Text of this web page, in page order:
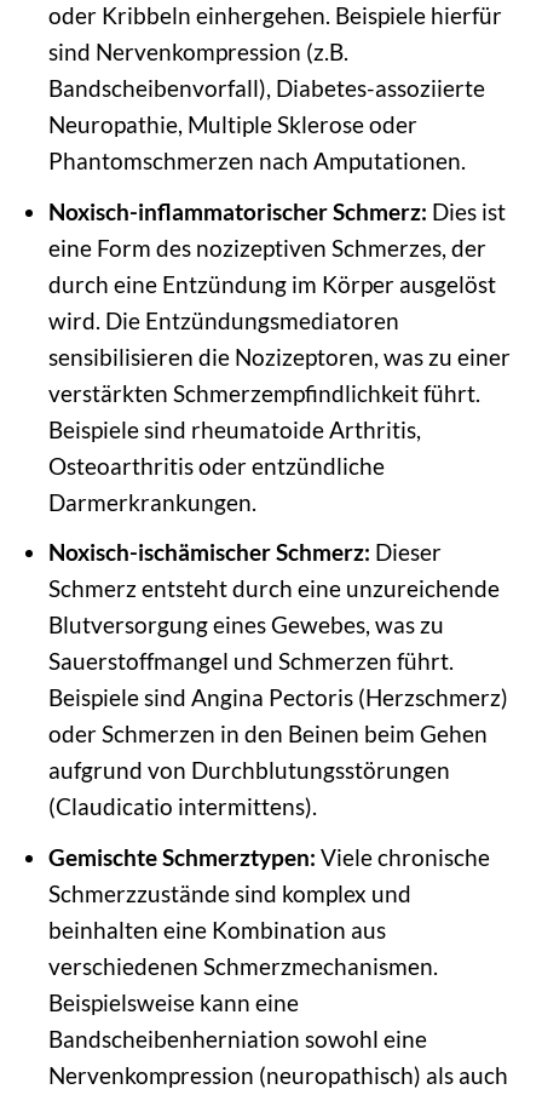
oder Kribbeln einhergehen. Beispiele hierfür
sind Nervenkompression (z.B.
Bandscheibenvorfall), Diabetes-assoziierte
Neuropathie, Multiple Sklerose oder
Phantomschmerzen nach Amputationen.
Noxisch-inflammatorischer Schmerz: Dies ist
eine Form des nozizeptiven Schmerzes, der
durch eine Entzündung im Körper ausgelöst
wird. Die Entzündungsmediatoren
sensibilisieren die Nozizeptoren, was zu einer
verstärkten Schmerzempfindlichkeit führt.
Beispiele sind rheumatoide Arthritis,
Osteoarthritis oder entzündliche
Darmerkrankungen.
Noxisch-ischämischer Schmerz: Dieser
Schmerz entsteht durch eine unzureichende
Blutversorgung eines Gewebes, was zu
Sauerstoffmangel und Schmerzen führt.
Beispiele sind Angina Pectoris (Herzschmerz)
oder Schmerzen in den Beinen beim Gehen
aufgrund von Durchblutungsstörungen
(Claudicatio intermittens).
Gemischte Schmerztypen: Viele chronische
Schmerzzustände sind komplex und
beinhalten eine Kombination aus
verschiedenen Schmerzmechanismen.
Beispielsweise kann eine
Bandscheibenherniation sowohl eine
Nervenkompression (neuropathisch) als auch